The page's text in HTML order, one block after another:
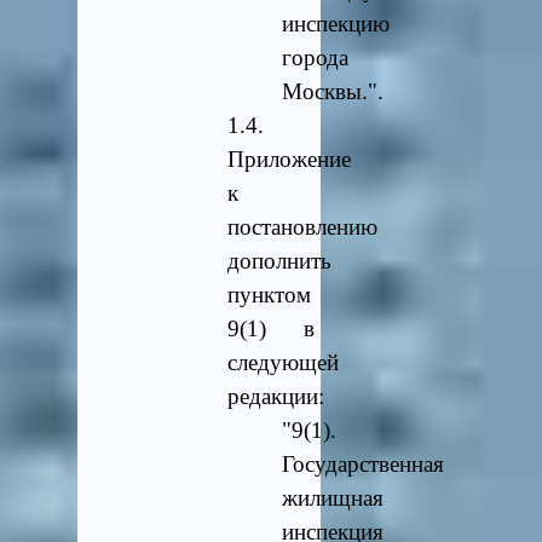
инспекцию
города
Москвы.".
1.4.
Приложение
к
постановлению
дополнить
пунктом
9(1) в
следующей
редакции:
"9(1).
Государственная
жилищная
инспекция